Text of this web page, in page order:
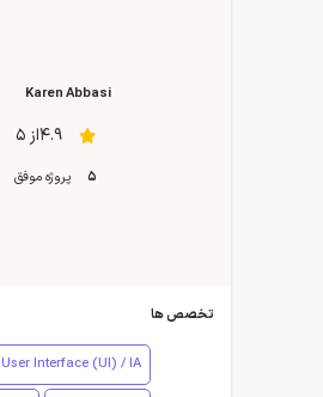
Karen Abbasi
4.9از 5
5 پروژه موفق
تخصص ها
User Interface (UI) / IA